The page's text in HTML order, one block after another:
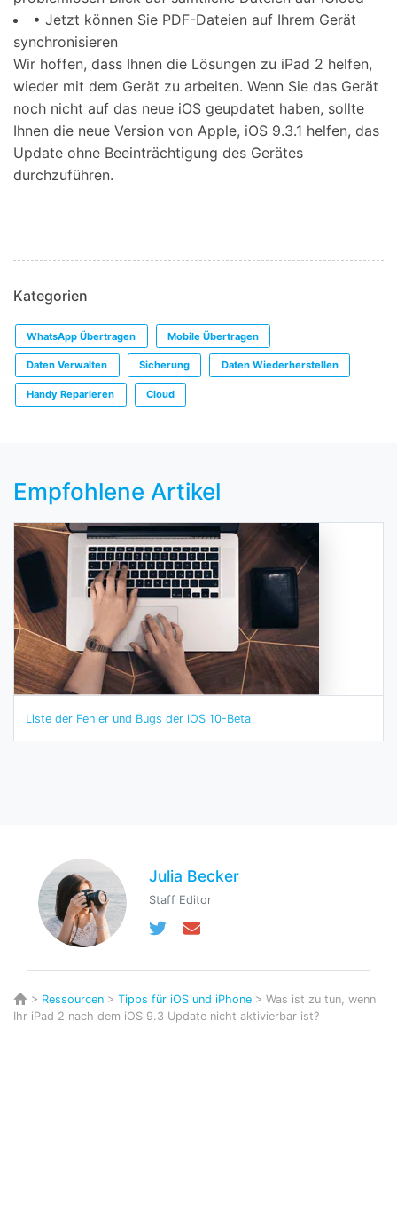
• Jetzt können Sie PDF-Dateien auf Ihrem Gerät
synchronisieren
Wir hoffen, dass Ihnen die Lösungen zu iPad 2 helfen,
wieder mit dem Gerät zu arbeiten. Wenn Sie das Gerät
noch nicht auf das neue iOS geupdatet haben, sollte
Ihnen die neue Version von Apple, iOS 9.3.1 helfen, das
Update ohne Beeinträchtigung des Gerätes
durchzuführen.
Kategorien
WhatsApp Übertragen Mobile Übertragen
Daten Verwalten Sicherung Daten Wiederherstellen
Handy Reparieren Cloud
Empfohlene Artikel
Liste der Fehler und Bugs der iOS 10-Beta
Julia Becker
Staff Editor
> Ressourcen > Tipps für iOS und iPhone > Was ist zu tun, wenn
Ihr iPad 2 nach dem iOS 9.3 Update nicht aktivierbar ist?